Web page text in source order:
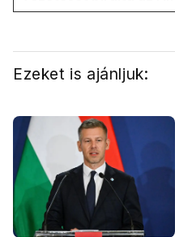
International a
Ezeket is ajánljuk: